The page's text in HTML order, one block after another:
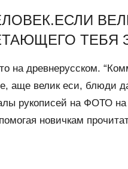
ТЕБЯ
древнерусском.
аще велик еси, блюди
рукописей на ФОТО
новичкам